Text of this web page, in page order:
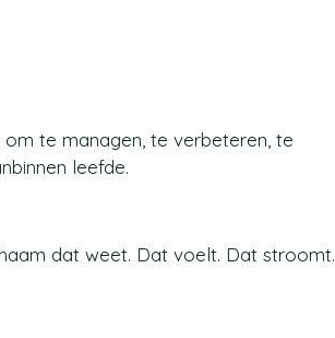
te managen, te verbeteren, te
leefde.
dat weet. Dat voelt. Dat stroomt.